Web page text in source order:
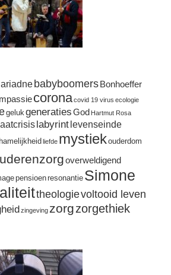
ariadne babyboomers Bonhoeffer
coronacovid 19 virus ecologie
gelukgeneratiesGod Hartmut Rosa
labyrint levenseinde
liefde mystiekouderdom
overweldigend
pensioenresonantie Simone
theologievoltooid leven
zingeving zorgzorgethiek